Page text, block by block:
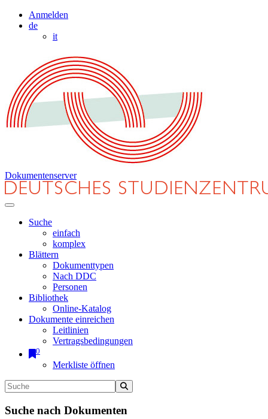
Anmelden
de
it
Dokumentenserver
Suche
einfach
komplex
Blättern
Dokumenttypen
Nach DDC
Personen
Bibliothek
Online-Katalog
Dokumente einreichen
Leitlinien
Vertragsbedingungen
0
Merkliste öffnen
Suche nach Dokumenten